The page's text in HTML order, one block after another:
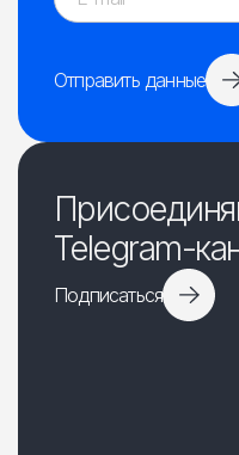
Отправить данные
Telegram-
Подписаться